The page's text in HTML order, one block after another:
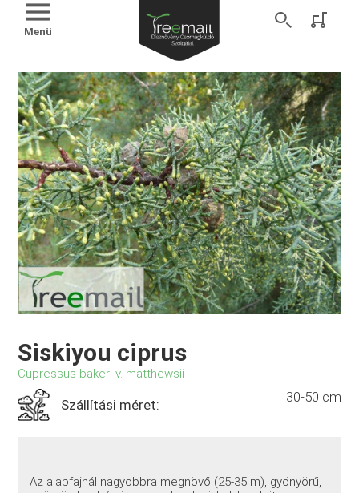
Menü
Siskiyou ciprus
Cupressus bakeri v. matthewsii
Szállítási méret: 30-50 cm
Az alapfajnál nagyobbra megnövő (25-35 m), gyönyörű,